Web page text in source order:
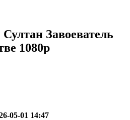
Завоеватель
1080p
05-01 14:47